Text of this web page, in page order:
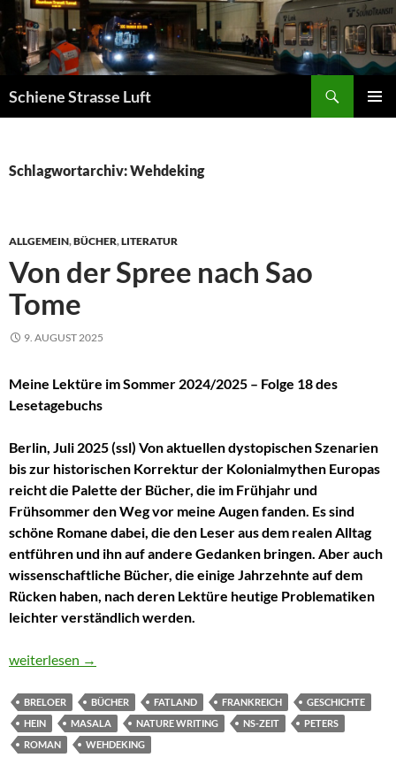
Zum
Inhalt
springen
Schiene Strasse Luft
Schlagwortarchiv: Wehdeking
ALLGEMEIN,BÜCHER,LITERATUR
Von der Spree nach Sao
Tome
9. AUGUST 2025
Meine Lektüre im Sommer 2024/2025 – Folge 18 des
Lesetagebuchs
Berlin, Juli 2025 (ssl) Von aktuellen dystopischen Szenarien
bis zur historischen Korrektur der Kolonialmythen Europas
reicht die Palette der Bücher, die im Frühjahr und
Frühsommer den Weg vor meine Augen fanden. Es sind
schöne Romane dabei, die den Leser aus dem realen Alltag
entführen und ihn auf andere Gedanken bringen. Aber auch
wissenschaftliche Bücher, die einige Jahrzehnte auf dem
Rücken haben, nach deren Lektüre heutige Problematiken
leichter verständlich werden.
Von der Spree nach Sao Tome
weiterlesen →
BRELOER BÜCHER FATLAND FRANKREICH
GESCHICHTE
HEIN
MASALA NATURE WRITING NS-ZEIT
PETERS
ROMAN
WEHDEKING